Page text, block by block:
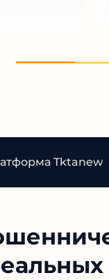
Tktanew